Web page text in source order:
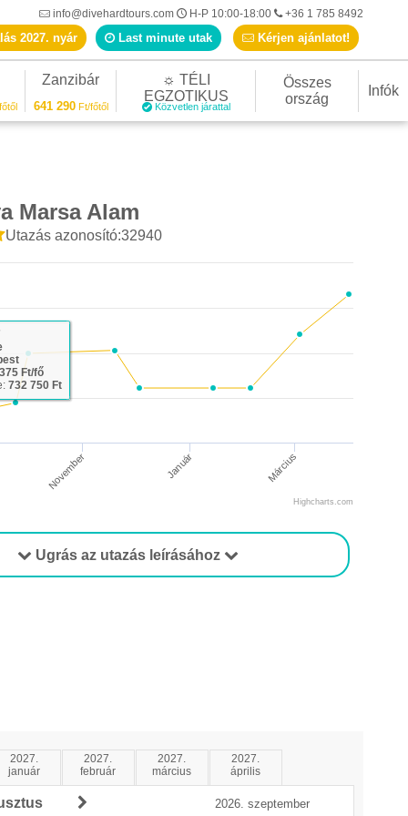
info@divehardtours.com H-P 10:00-18:00 +36 1 785 8492
2027. nyár Last minute utak Kérjen ajánlatot!
Zanzibár
641 290Ft/főtől
☼ TÉLI
EGZOTIKUS
Közvetlen járattal
Összes
ország
Infók
Marsa Alam
Utazás azonosító:32940
November Január Március
Highcharts.com
Ft/fő
732 750 Ft
Ugrás az utazás leírásához
2027.
január
2027.
február
2027.
március
2027.
április
2026. szeptember